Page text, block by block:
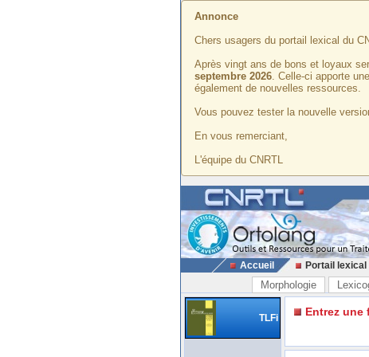
Annonce
Chers usagers du portail lexical du
Après vingt ans de bons et loyaux
septembre 2026. Celle-ci apporte
également de nouvelles ressources.
Vous pouvez tester la nouvelle
En vous remerciant,
L'équipe du CNRTL
Accueil Portail lexical
Morphologie
TLFi Entrez une